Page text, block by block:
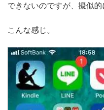
できないのですが、擬似的
こんな感じ。